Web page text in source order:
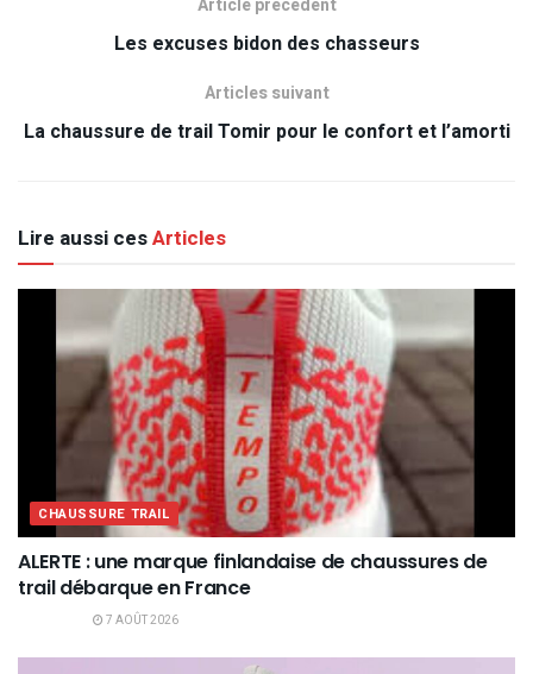
Article précédent
Les excuses bidon des chasseurs
Articles suivant
La chaussure de trail Tomir pour le confort et l’amorti
Lire aussi cesArticles
CHAUSSURE TRAIL
ALERTE : une marque finlandaise de chaussures de
trail débarque en France
7 AOÛT 2026